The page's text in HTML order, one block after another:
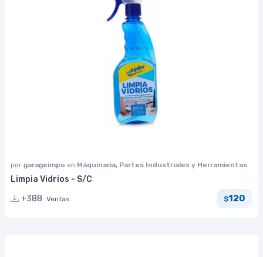
por garageimpo en Máquinaria, Partes Industriales y Herramientas
Limpia Vidrios - S/C
+388 Ventas $120